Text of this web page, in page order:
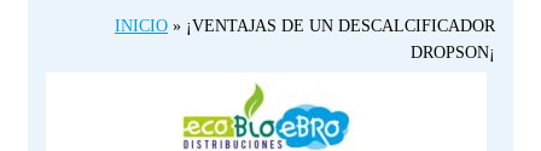
INICIO » ¡VENTAJAS DE UN DESCALCIFICADOR
DROPSON¡